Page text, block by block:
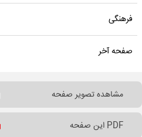
فرهنگی
صفحه آخر
مشاهده تصویر صفحه
PDF این صفحه